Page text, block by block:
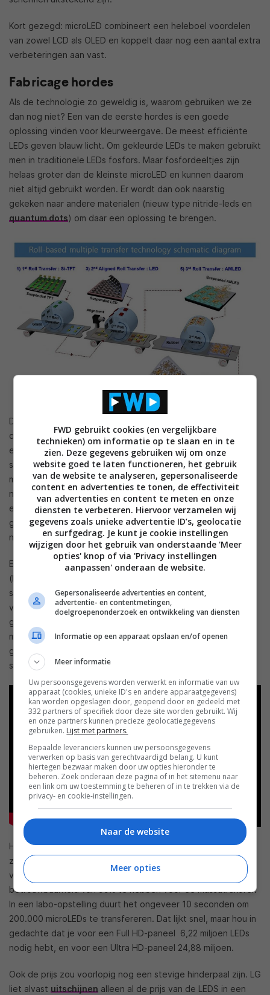
Kort gezegd: microLED combineert een heleboel voordelen
van zowel LCD als OLED en koppelt daar nog een aantal extra
verbeteringen aan vast.
Fabricage hordes
Als de technologie zo geweldig is, waarom gebruiken we ze
dan nog niet? Een van de eerste hordes is een goede
oplossing vinden voor kleurweergave. De meest efficiënte
LEDs geven blauw licht. Om gekleurde LEDs te maken gebruikt
men in traditionele LEDs fosfors. Maar fosfordeeltjes zijn
helaas groter dan de kleinste microLED en kunnen daarom
niet altijd gebruikt worden. Er wordt dan ook naarstig
gekeken naar andere materialen (nieuw type nitride-leds en
quantum dots) om daar een oplossing te brengen.
De grootste horde voor fabricage is echter de transfer van
de microLEDs naar het scherm. Een microLED wordt net zoals
een andere halfgeleidercomponent gegroeid op een
substraat. Dat moet vervolgens versneden worden, en dan
moet je de piepkleine microLEDs opnemen en verplaatsen
naar het scherm. Deze massa transfer moet dan ook nog
eens met enorme precisie, betrouwbaarheid en snelheid
gebeuren. Uiteraard gebeurt hier enorm veel onderzoek
naar.
Een voorbeeld: het Korea Institute of Machinery & Materials
(KIMM) heeft hiervoor rolproces ontwikkeld. In een eerste
stap wordt de tft-laag op een tijdelijke glasplaat gerold,
vervolgens worden de microLEDs opgepikt en op de tft-laag
gerold. Tot slot kan de resulterende AMOLED-laag (active
matrix LED) van het tijdelijk glas naar een rubber onderlaag
gebracht worden. Zo maak je een rekbaar en plooibaar
scherm.
Hoever we staan naar commercialisatie toe is moeilijk te
zeggen. PlayNitride (een microLED fabrikant die Samsung
vorig jaar wilde overnemen) claimt in zijn labs al een
betrouwbaarheid van 99% te hebben voor de massatransfer.
In een labo-opstelling duurt het ongeveer 10 seconden om
200.000 microLEDs te transfereren. Dat lijkt snel, maar hou in
gedachte dat je voor een Full HD-paneel 6,22 miljoen LEDs
nodig hebt, en voor een Ultra HD-paneel 24,88 miljoen.
Ook de prijs zou voorlopig nog een stevige hinderpaal zijn. LG
liet alvast uitschijnen alleen al de prijs van de LEDS in een
FWD gebruikt cookies (en vergelijkbare
technieken) om informatie op te slaan en in te
zien. Deze gegevens gebruiken wij om onze
website goed te laten functioneren, het gebruik
van de website te analyseren, gepersonaliseerde
content en advertenties te tonen, de effectiviteit
van advertenties en content te meten en onze
diensten te verbeteren. Hiervoor verzamelen wij
gegevens zoals unieke advertentie ID’s, geolocatie
en surfgedrag. Je kunt je cookie instellingen
wijzigen door het gebruik van onderstaande 'Meer
opties' knop of via 'Privacy instellingen
aanpassen' onderaan de website.
Gepersonaliseerde advertenties en content,
advertentie- en contentmetingen,
doelgroepenonderzoek en ontwikkeling van diensten
Informatie op een apparaat opslaan en/of openen
Meer informatie
Uw persoonsgegevens worden verwerkt en informatie van uw
apparaat (cookies, unieke ID's en andere apparaatgegevens)
kan worden opgeslagen door, geopend door en gedeeld met
332 partners of specifiek door deze site worden gebruikt. Wij
en onze partners kunnen precieze geolocatiegegevens
gebruiken. Lijst met partners.
Bepaalde leveranciers kunnen uw persoonsgegevens
verwerken op basis van gerechtvaardigd belang. U kunt
hiertegen bezwaar maken door uw opties hieronder te
beheren. Zoek onderaan deze pagina of in het sitemenu naar
een link om uw toestemming te beheren of in te trekken via de
privacy- en cookie-instellingen.
Naar de website
Meer opties